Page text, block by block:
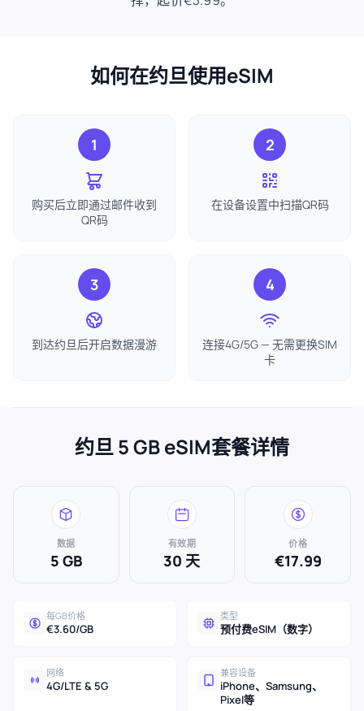
如何在约旦使用eSIM
1
购买后立即通过邮件收到
QR码
2
在设备设置中扫描QR码
3
到达约旦后开启数据漫游
4
连接4G/5G — 无需更换SIM
卡
约旦 5 GB eSIM套餐详情
数据
5 GB
有效期
30 天
价格
€17.99
每GB价格
€3.60/GB
类型
预付费eSIM（数字）
网络
4G/LTE & 5G
兼容设备
iPhone、Samsung、
Pixel等